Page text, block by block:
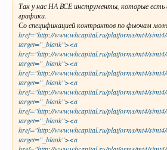
Так у нас НА ВСЕ инструменты, которые есть
графики.
Со спецификацией контрактов по фьючам
href="http://www.whcapital.ru/platforms/mt4/
target="_blank"><a
href="http://www.whcapital.ru/platforms/mt4/
target="_blank"><a
href="http://www.whcapital.ru/platforms/mt4/
target="_blank"><a
href="http://www.whcapital.ru/platforms/mt4/
target="_blank"><a
href="http://www.whcapital.ru/platforms/mt4/
target="_blank"><a
href="http://www.whcapital.ru/platforms/mt4/
target="_blank"><a